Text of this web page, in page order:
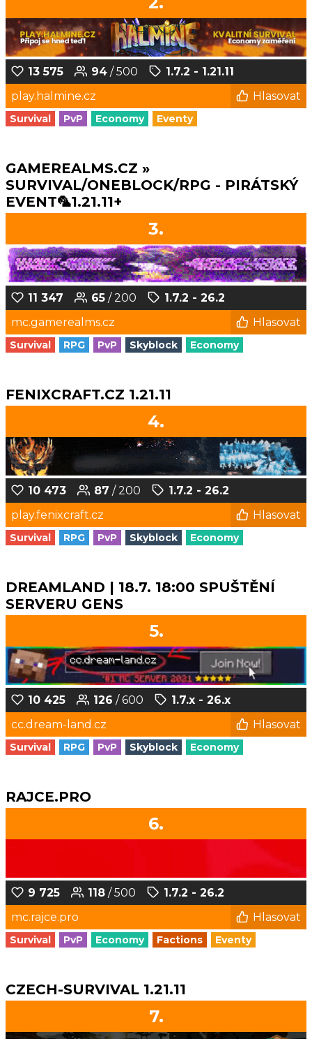
13 575 94 / 500
1.7.2 - 1.21.11
play.halmine.cz
Hlasovat
Survival PvP Economy Eventy
GAMEREALMS.CZ »
SURVIVAL/ONEBLOCK/RPG - PIRÁTSKÝ
EVENT🦜1.21.11+
3.
11 347 65 / 200
1.7.2 - 26.2
mc.gamerealms.cz
Hlasovat
Survival RPG PvP Skyblock Economy
FENIXCRAFT.CZ 1.21.11
4.
10 473 87 / 200
1.7.2 - 26.2
play.fenixcraft.cz
Hlasovat
Survival RPG PvP Skyblock Economy
DREAMLAND | 18.7. 18:00 SPUŠTĚNÍ
SERVERU GENS
5.
10 425 126 / 600
1.7.x - 26.x
cc.dream-land.cz
Hlasovat
Survival RPG PvP Skyblock Economy
RAJCE.PRO
6.
9 725 118 / 500
1.7.2 - 26.2
mc.rajce.pro
Hlasovat
Survival PvP Economy Factions Eventy
CZECH-SURVIVAL 1.21.11
7.